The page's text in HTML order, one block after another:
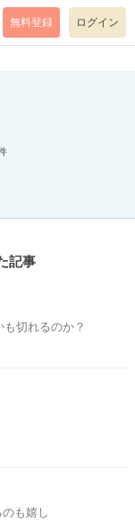
level=notice
無料登録 ログイン
記事
切れるのか？
も嬉し